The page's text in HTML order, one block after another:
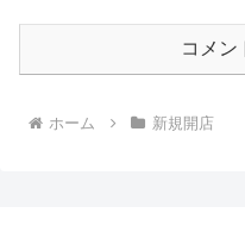
コメン
ホーム 新規開店